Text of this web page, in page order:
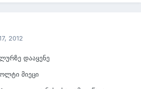
2012
დააყენე
მიეცი